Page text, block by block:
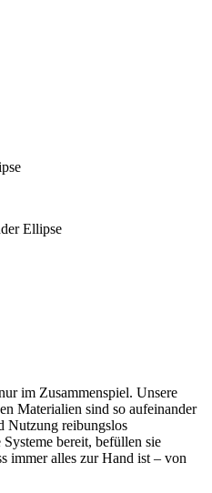
Ellipse
im Zusammenspiel. Unsere
Materialien sind so aufeinander
Nutzung reibungslos
bereit, befüllen sie
immer alles zur Hand ist – von